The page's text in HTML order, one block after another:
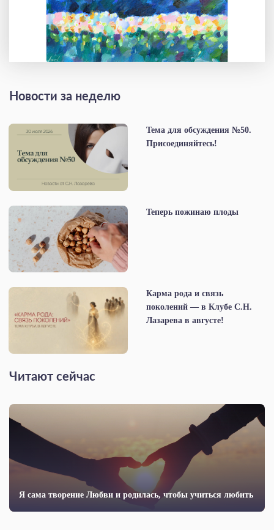
Новости за неделю
Тема для обсуждения №50.
Присоединяйтесь!
Теперь пожинаю плоды
Карма рода и связь
поколений — в Клубе С.Н.
Лазарева в августе!
Читают сейчас
Я сама творение Любви и родилась, чтобы учиться любить